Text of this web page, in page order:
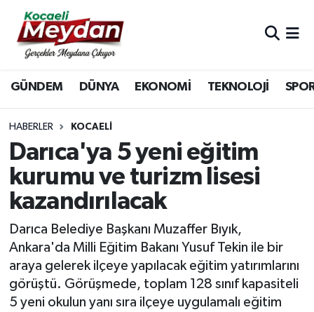
GÜNDEM DÜNYA EKONOMİ TEKNOLOJİ
HABERLER KOCAELI
Darıca'ya 5 yeni eğitim
kurumu ve turizm lisesi
kazandırılacak
Darıca Belediye Başkanı Muzaffer Bıyık,
Ankara'da Milli Eğitim Bakanı Yusuf Tekin ile bir
araya gelerek ilçeye yapılacak eğitim yatırımlarını
görüştü. Görüşmede, toplam 128 sınıf kapasiteli
5 yeni okulun yanı sıra ilçeye uygulamalı eğitim
Nöbetçi Eczaneler
Hava Durumu
Trafik Durumu
Süper Lig Puan Durumu ve Fikstür
Tüm Manşetler
Son Dakika Haberleri
Haber Arşivi